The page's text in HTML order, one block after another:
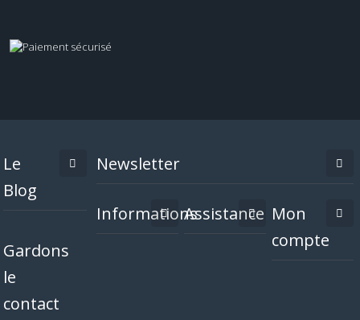
Le
Blog
Gardons
le
contact
Newsletter
InformationsAssistance Mon
compte